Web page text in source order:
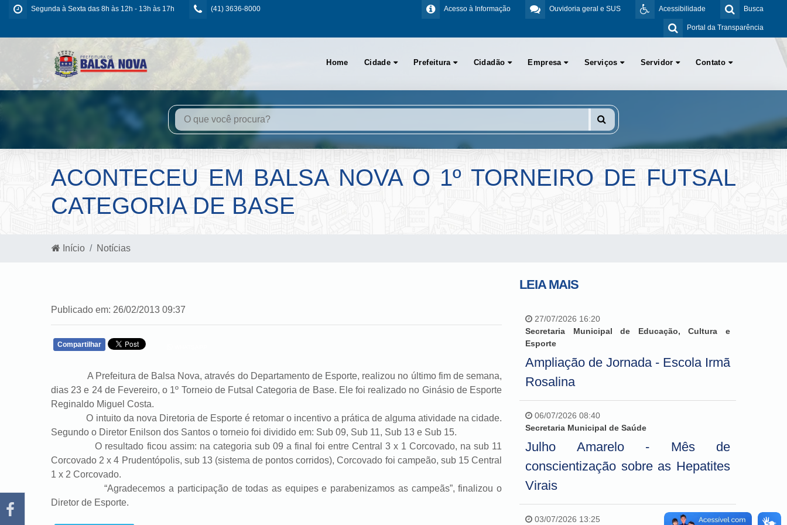
Segunda à Sexta das 8h às 12h - 13h às 17h (41) 3636-8000 Busca
Acessibilidade
Ouvidoria geral e SUS
Acesso à Informação
Portal da Transparência
Home Cidade Prefeitura Cidadão Empresa Serviços Servidor Contato
ACONTECEU EM BALSA NOVA O 1º TORNEIRO DE FUTSAL
CATEGORIA DE BASE
Início Notícias
Publicado em: 26/02/2013 09:37
Compartilhar
A Prefeitura de Balsa Nova, através do Departamento de Esporte, realizou no último fim de semana,
dias 23 e 24 de Fevereiro, o 1º Torneio de Futsal Categoria de Base. Ele foi realizado no Ginásio de Esporte
Reginaldo Miguel Costa.
O intuito da nova Diretoria de Esporte é retomar o incentivo a prática de alguma atividade na cidade.
Segundo o Diretor Enilson dos Santos o torneio foi dividido em: Sub 09, Sub 11, Sub 13 e Sub 15.
O resultado ficou assim: na categoria sub 09 a final foi entre Central 3 x 1 Corcovado, na sub 11
Corcovado 2 x 4 Prudentópolis, sub 13 (sistema de pontos corridos), Corcovado foi campeão, sub 15 Central
1 x 2 Corcovado.
“Agradecemos a participação de todas as equipes e parabenizamos as campeãs”, finalizou o
Diretor de Esporte.
LEIA MAIS
27/07/2026 16:20
Secretaria Municipal de Educação, Cultura e
Esporte
Ampliação de Jornada - Escola Irmã
Rosalina
06/07/2026 08:40
Secretaria Municipal de Saúde
Julho Amarelo - Mês de
conscientização sobre as Hepatites
Virais
03/07/2026 13:25